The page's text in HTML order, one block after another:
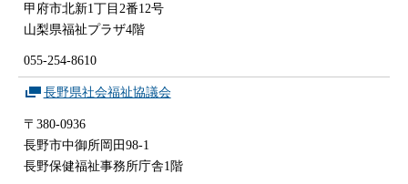
甲府市北新1丁目2番12号
山梨県福祉プラザ4階
055-254-8610
長野県社会福祉協議会
〒380-0936
長野市中御所岡田98-1
長野保健福祉事務所庁舎1階